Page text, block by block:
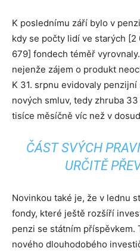
K poslednímu září bylo v
kdy se počty lidí ve starých
679] fondech téměř
nejenže zájem o produkt
K 31. srpnu evidovaly
nových smluv, tedy zhruba
tisíce měsíčně víc než v
ČÁST SVÝCH
URČITĚ
Novinkou také je, že v lednu
fondy, které ještě rozšíří
penzi se státním příspěvkem.
nového dlouhodobého